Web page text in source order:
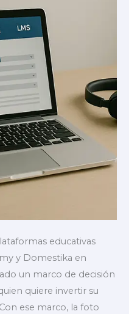
educativas
y Domestika en
un marco de decisión
quiere invertir su
ese marco, la foto